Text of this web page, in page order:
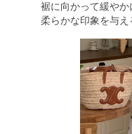
裾に向かって緩や
柔らかな印象を与え